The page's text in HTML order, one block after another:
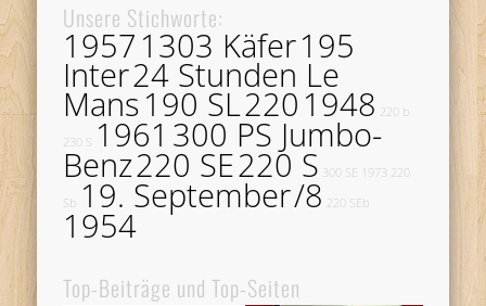
Unsere Stichworte:
1957 1303 Käfer195
Inter24 Stunden Le
Mans190 SL220 1948 220 b
230 S 1961 300 PS Jumbo-
Benz220 SE220 S 300 SE 1973 220
Sb 19. September/8 220 SEb
1954
Top-Beiträge und Top-Seiten